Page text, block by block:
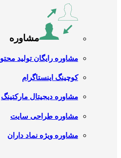
مشاوره
مشاوره رایگان تولید محتوا
کوچینگ اینستاگرام
مشاوره دیجیتال مارکتینگ
مشاوره طراحی سایت
مشاوره ویژه نماد داران